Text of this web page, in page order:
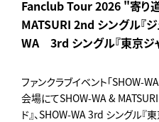
Fanclub Tour 2026 "寄り
MATSURI 2nd シングル『
WA 3rd シングル『東京ジ
ファンクラブイベント「SHOW-
会場にてSHOW-WA &
ド』、SHOW-WA 3rd シングル『